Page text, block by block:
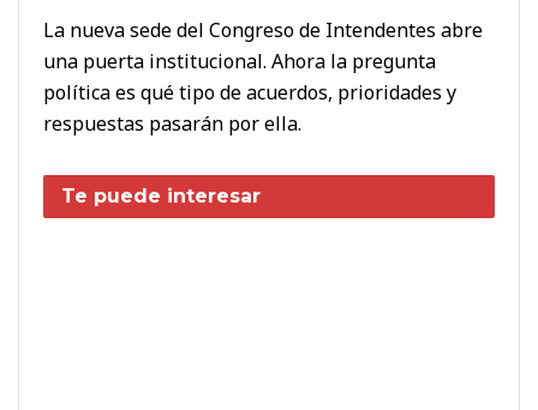
La nueva sede del Congreso de Intendentes abre
una puerta institucional. Ahora la pregunta
política es qué tipo de acuerdos, prioridades y
respuestas pasarán por ella.
Te puede interesar